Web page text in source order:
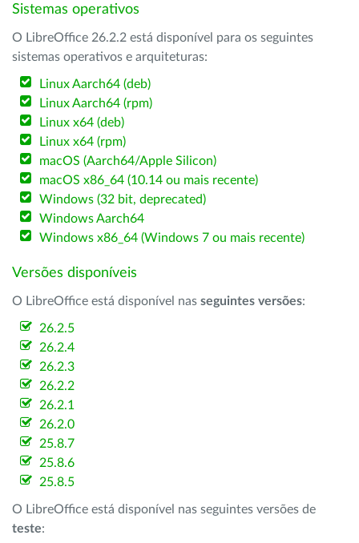
Sistemas operativos
O LibreOffice 26.2.2 está disponível para os seguintes
sistemas operativos e arquiteturas:
Linux Aarch64 (deb)
Linux Aarch64 (rpm)
Linux x64 (deb)
Linux x64 (rpm)
macOS (Aarch64/Apple Silicon)
macOS x86_64 (10.14 ou mais recente)
Windows (32 bit, deprecated)
Windows Aarch64
Windows x86_64 (Windows 7 ou mais recente)
Versões disponíveis
O LibreOffice está disponível nas seguintes versões:
26.2.5
26.2.4
26.2.3
26.2.2
26.2.1
26.2.0
25.8.7
25.8.6
25.8.5
O LibreOffice está disponível nas seguintes versões de
teste: